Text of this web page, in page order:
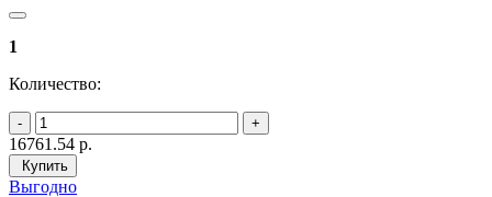
1
Количество:
16761.54 р.
Купить
Выгодно